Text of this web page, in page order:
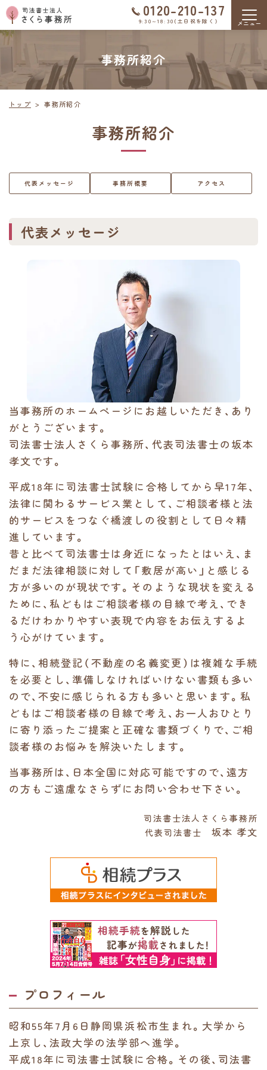
0120-210-137
9:30～18:30（土日祝を除く）
事務所紹介
トップ 事務所紹介
事務所紹介
代表メッセージ 事務所概要 アクセス
代表メッセージ
当事務所のホームページにお越しいただき、あり
がとうございます。
司法書士法人さくら事務所、代表司法書士の坂本
孝文です。
平成18年に司法書士試験に合格してから早17年、
法律に関わるサービス業として、ご相談者様と法
的サービスをつなぐ橋渡しの役割として日々精
進しています。
昔と比べて司法書士は身近になったとはいえ、ま
だまだ法律相談に対して「敷居が高い」と感じる
方が多いのが現状です。そのような現状を変える
ために、私どもはご相談者様の目線で考え、でき
るだけわかりやすい表現で内容をお伝えするよ
う心がけています。
特に、相続登記（不動産の名義変更）は複雑な手続
を必要とし、準備しなければいけない書類も多い
ので、不安に感じられる方も多いと思います。私
どもはご相談者様の目線で考え、お一人おひとり
に寄り添ったご提案と正確な書類づくりで、ご相
談者様のお悩みを解決いたします。
当事務所は、日本全国に対応可能ですので、遠方
の方もご遠慮なさらずにお問い合わせ下さい。
司法書士法人さくら事務所
代表司法書士 坂本 孝文
プロフィール
昭和55年7月6日静岡県浜松市生まれ。大学から
上京し、法政大学の法学部へ進学。
平成18年に司法書士試験に合格。その後、司法書